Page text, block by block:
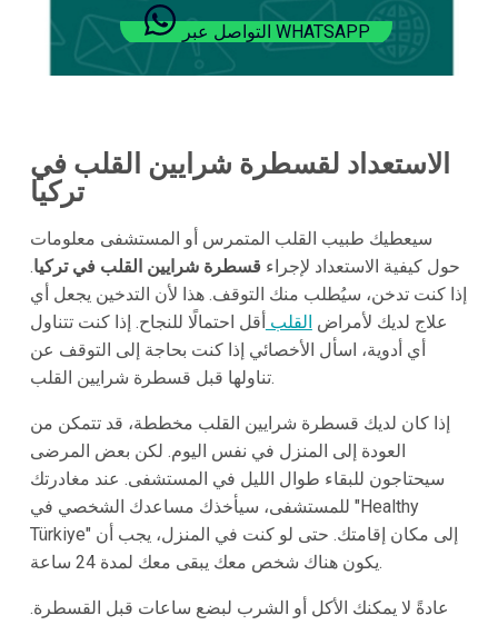
التواصل عبر WHATSAPP
الاستعداد لقسطرة شرايين القلب في
تركيا
سيعطيك طبيب القلب المتمرس أو المستشفى معلومات
حول كيفية الاستعداد لإجراء قسطرة شرايين القلب في تركيا.
إذا كنت تدخن، سيُطلب منك التوقف. هذا لأن التدخين يجعل أي
علاج لديك لأمراض القلب أقل احتمالًا للنجاح. إذا كنت تتناول
أي أدوية، اسأل الأخصائي إذا كنت بحاجة إلى التوقف عن
تناولها قبل قسطرة شرايين القلب.
إذا كان لديك قسطرة شرايين القلب مخططة، قد تتمكن من
العودة إلى المنزل في نفس اليوم. لكن بعض المرضى
سيحتاجون للبقاء طوال الليل في المستشفى. عند مغادرتك
للمستشفى، سيأخذك مساعدك الشخصي في "Healthy
Türkiye" إلى مكان إقامتك. حتى لو كنت في المنزل، يجب أن
يكون هناك شخص معك يبقى معك لمدة 24 ساعة.
عادةً لا يمكنك الأكل أو الشرب لبضع ساعات قبل القسطرة.